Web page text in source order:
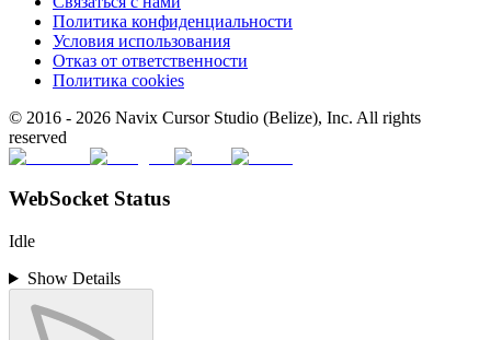
Политика конфиденциальности
Условия использования
Отказ от ответственности
Политика cookies
© 2016 - 2026 Navix Cursor Studio (Belize), Inc. All rights
reserved
WebSocket Status
Idle
Show Details